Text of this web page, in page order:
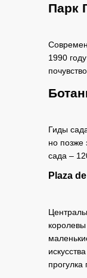
Парк
1990
Гиды
но позже
сада –
Рlaza
прогулка